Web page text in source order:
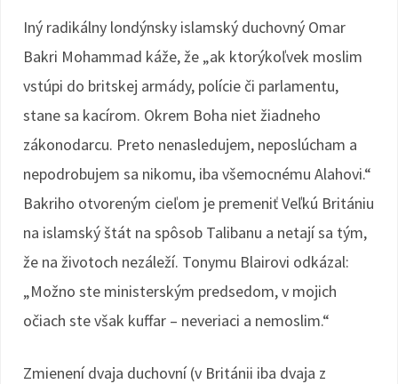
Iný radikálny londýnsky islamský duchovný Omar
Bakri Mohammad káže, že „ak ktorýkoľvek moslim
vstúpi do britskej armády, polície či parlamentu,
stane sa kacírom. Okrem Boha niet žiadneho
zákonodarcu. Preto nenasledujem, neposlúcham a
nepodrobujem sa nikomu, iba všemocnému Alahovi.“
Bakriho otvoreným cieľom je premeniť Veľkú Britániu
na islamský štát na spôsob Talibanu a netají sa tým,
že na životoch nezáleží. Tonymu Blairovi odkázal:
„Možno ste ministerským predsedom, v mojich
očiach ste však kuffar – neveriaci a nemoslim.“
Zmienení dvaja duchovní (v Británii iba dvaja z